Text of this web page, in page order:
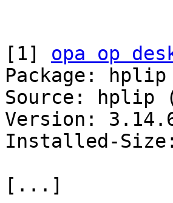
[1] opa op
Package: hplip
Source: hplip
Version:
Installed-
[...]